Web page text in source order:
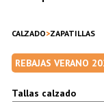
CALZADO ZAPATILLAS
REBAJAS VERANO
Tallas calzado